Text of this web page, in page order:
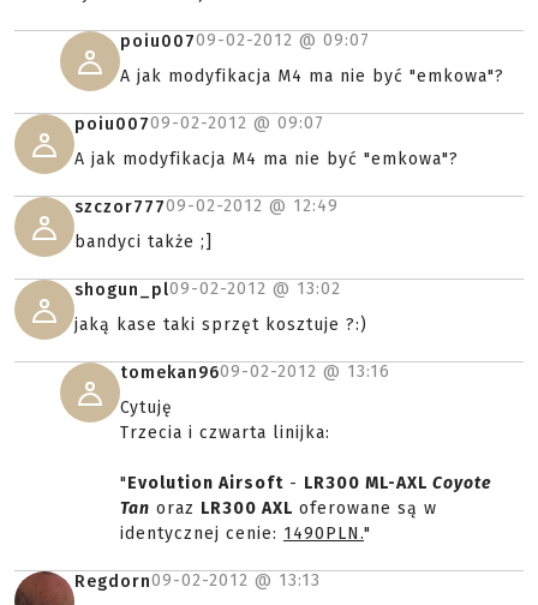
poiu00709-02-2012 @ 09:07
A jak modyfikacja M4 ma nie być "emkowa"?
poiu00709-02-2012 @ 09:07
A jak modyfikacja M4 ma nie być "emkowa"?
szczor77709-02-2012 @ 12:49
bandyci także ;]
shogun_pl09-02-2012 @ 13:02
jaką kase taki sprzęt kosztuje ?:)
tomekan9609-02-2012 @ 13:16
Cytuję
Trzecia i czwarta linijka:
"Evolution Airsoft - LR300 ML-AXL Coyote
Tan oraz LR300 AXL oferowane są w
identycznej cenie: 1490PLN."
Regdorn09-02-2012 @ 13:13